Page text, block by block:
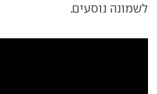
לשמונה נוסעים.